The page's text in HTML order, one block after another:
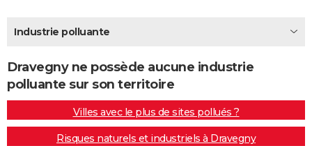
BONS PLANS
CARTE DE VOEUX
Carte de Noël
Carte Bonne année
Carte Saint-Valentin
Carte Pâques
Carte d'anniversaire
DICTIONNAIRE
Industrie polluante
Dravegny ne possède aucune industrie
polluante sur son territoire
Villes avec le plus de sites pollués ?
Risques naturels et industriels à Dravegny